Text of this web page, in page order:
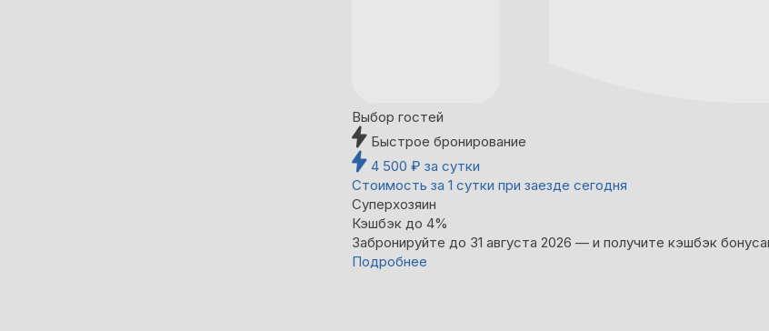
Выбор гостей
Быстрое бронирование
4 500 ₽ за сутки
Стоимость за 1 сутки при заезде сегодня
Суперхозяин
Кэшбэк до 4%
Забронируйте до 31 августа 2026 — и получите кэшбэк
Подробнее